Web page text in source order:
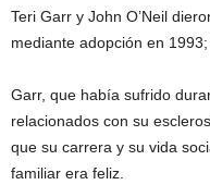
Teri Garr y John O’Neil
mediante adopción en
Garr, que había sufrido
relacionados con su
que su carrera y su vida
familiar era feliz.